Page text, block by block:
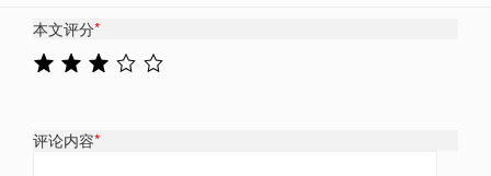
本文评分*
评论内容*